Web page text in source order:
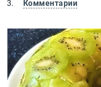
Комментарии
Салат изумрудный